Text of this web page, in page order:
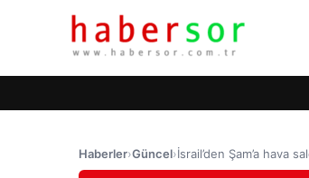
Haberler›Güncel›İsrail’den Şam’a hava